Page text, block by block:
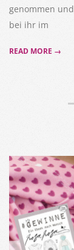
genommen
bei ihr im
READ MORE →